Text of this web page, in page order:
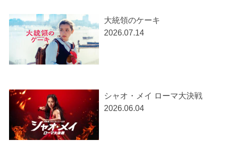
大統領のケーキ
2026.07.14
シャオ・メイ ローマ大決戦
2026.06.04